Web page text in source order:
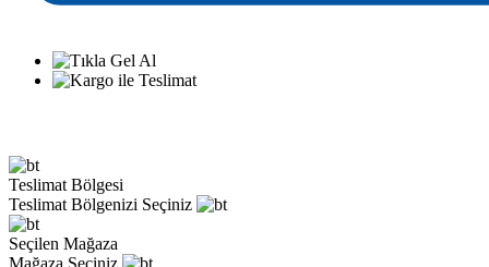
Teslimat Bölgesi
Teslimat Bölgenizi Seçiniz
Seçilen Mağaza